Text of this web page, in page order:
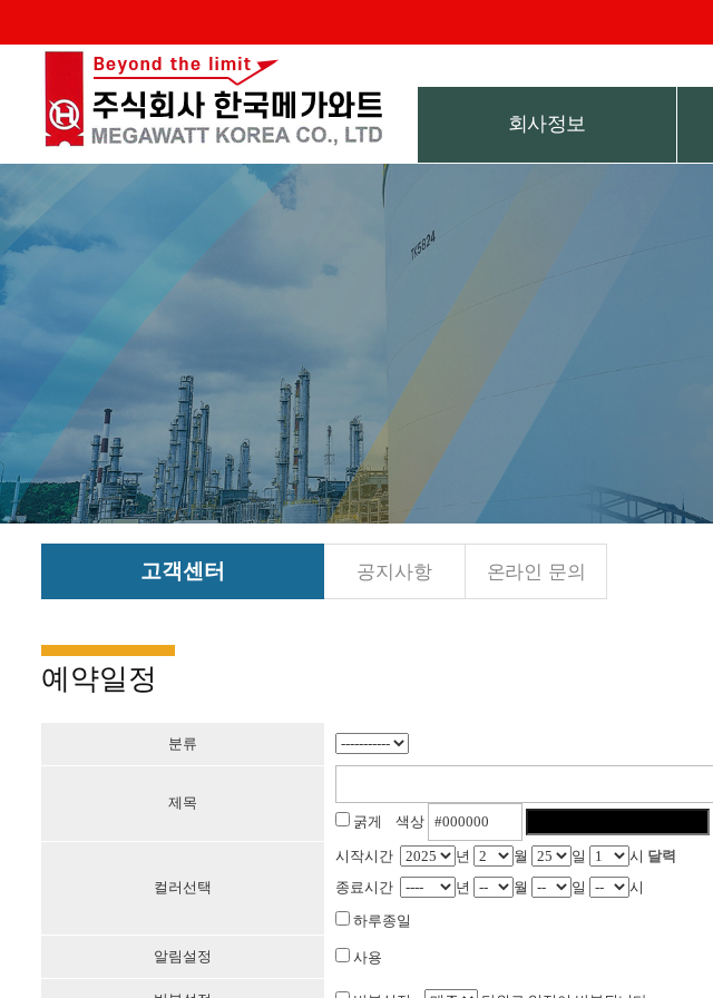
회사정보
고객센터 공지사항 온라인 문의
예약일정
분류
제목
굵게 색상
컬러선택
시작시간 년 월 일 시 달력
종료시간
년 월 일
시
하루종일
알림설정 사용